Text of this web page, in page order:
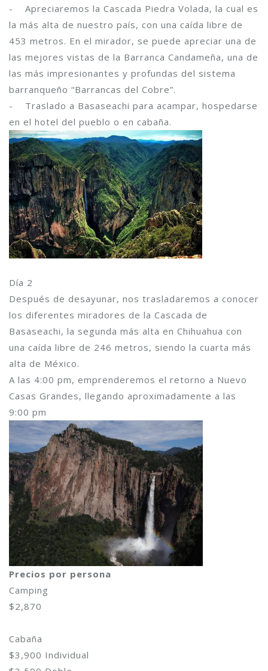
- Apreciaremos la Cascada Piedra Volada, la cual es
la más alta de nuestro país, con una caída libre de
453 metros. En el mirador, se puede apreciar una de
las mejores vistas de la Barranca Candameña, una de
las más impresionantes y profundas del sistema
barranqueño “Barrancas del Cobre”.
- Traslado a Basaseachi para acampar, hospedarse
en el hotel del pueblo o en cabaña.
Día 2
Después de desayunar, nos trasladaremos a conocer
los diferentes miradores de la Cascada de
Basaseachi, la segunda más alta en Chihuahua con
una caída libre de 246 metros, siendo la cuarta más
alta de México.
A las 4:00 pm, emprenderemos el retorno a Nuevo
Casas Grandes, llegando aproximadamente a las
9:00 pm
Precios por persona
Camping
$2,870
Cabaña
$3,900 Individual